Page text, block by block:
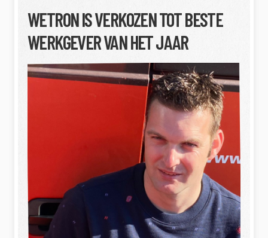
WETRON IS VERKOZEN TOT BESTE
WERKGEVER VAN HET JAAR